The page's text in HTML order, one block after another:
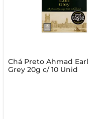
mel e baunilha
momentos de
Chá Preto Ahmad Earl
Grey 20g c/ 10 Unid